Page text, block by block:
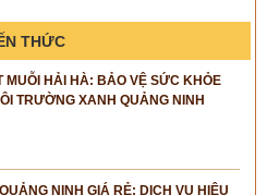
THỨC
MUỖI HẢI HÀ: BẢO VỆ SỨC KHỎE
TRƯỜNG XANH QUẢNG NINH
NINH GIÁ RẺ: DỊCH VỤ HIỆU